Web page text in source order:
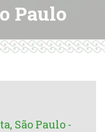
Paulo
São Paulo -